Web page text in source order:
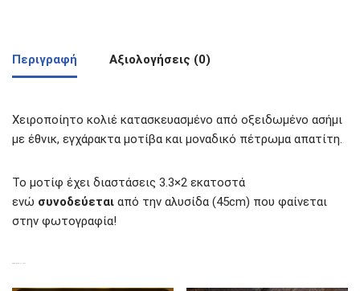
Περιγραφή Αξιολογήσεις (0)
Χειροποίητο κολιέ κατασκευασμένο από οξειδωμένο ασήμι
με έθνικ, εγχάρακτα μοτίβα και μοναδικό πέτρωμα απατίτη.
Το μοτίφ έχει διαστάσεις 3.3×2 εκατοστά
ενώ συνοδεύεται από την αλυσίδα (45cm) που φαίνεται
στην φωτογραφία!